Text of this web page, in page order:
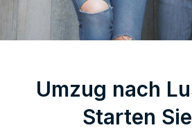
Umzug nach
Starten